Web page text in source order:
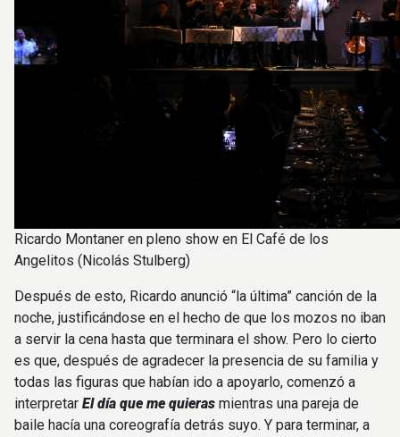
Ricardo Montaner en pleno show en El Café de los
Angelitos (Nicolás Stulberg)
Después de esto, Ricardo anunció “la última” canción de la
noche, justificándose en el hecho de que los mozos no iban
a servir la cena hasta que terminara el show. Pero lo cierto
es que, después de agradecer la presencia de su familia y
todas las figuras que habían ido a apoyarlo, comenzó a
interpretar El día que me quieras mientras una pareja de
baile hacía una coreografía detrás suyo. Y para terminar, a